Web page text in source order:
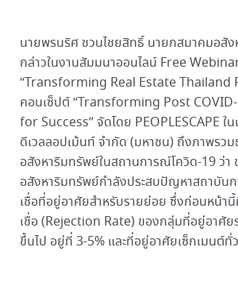
นายพรนริศ ชวนไชยสิทธิ์ นายกสมาคมอสั
กล่าวในงานสัมมนาออนไลน์ Free
“Transforming Real Estate Thailand
คอนเซ็ปต์ “Transforming Post
for Success” จัดโดย PEOPLESCAPE ใ
ดีเวลลอปเม้นท์ จำกัด (มหาชน) ถึงภาพรว
อสังหาริมทรัพย์ในสถานการณ์โควิด-19 ว่า
อสังหาริมทรัพย์กำลังประสบปัญหาสถาบันก
เชื่อที่อยู่อาศัยสำหรับรายย่อย ซึ่งก่อนหน้า
เชื่อ (Rejection Rate) ของกลุ่มที่อยู่อาศัย
ขึ้นไป อยู่ที่ 3-5% และที่อยู่อาศัยเซ็กเมนต์ทั่